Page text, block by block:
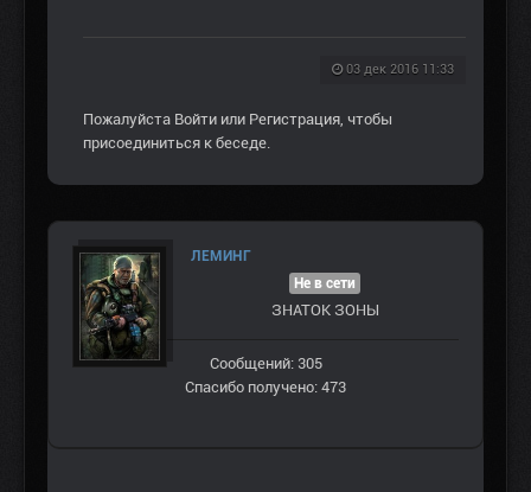
03 дек 2016 11:33
Пожалуйста Войти или Регистрация, чтобы
присоединиться к беседе.
ЛЕМИНГ
Не в сети
ЗНАТОК ЗОНЫ
Сообщений: 305
Спасибо получено: 473